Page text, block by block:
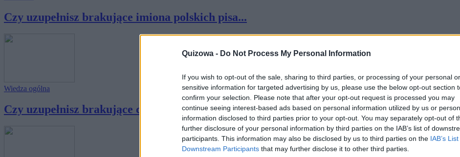
Quizowa - Do Not Process My Personal Information
If you wish to opt-out of the sale, sharing to third parties, or processing of your personal or
sensitive information for targeted advertising by us, please use the below opt-out section
confirm your selection. Please note that after your opt-out request is processed you may
continue seeing interest-based ads based on personal information utilized by us or
information disclosed to third parties prior to your opt-out. You may separately opt-out of
further disclosure of your personal information by third parties on the IAB’s list of
participants. This information may also be disclosed by us to third parties on the IAB’s
Downstream Participants that may further disclose it to other third parties.
Czy uzupełnisz brakujące imiona polskich pisa...
Wiedza ogólna
Czy uzupełnisz brakujące części ciała w znany...